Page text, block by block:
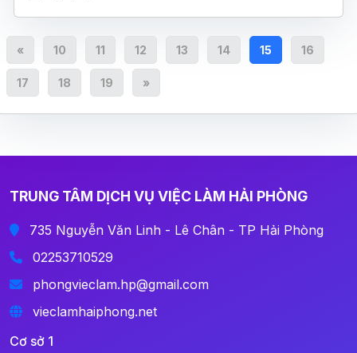
« 10 11 12 13 14 15 16
17 18 19 »
TRUNG TÂM DỊCH VỤ VIỆC LÀM HẢI PHÒNG
735 Nguyễn Văn Linh - Lê Chân - TP Hải Phòng
02253710529
phongvieclam.hp@gmail.com
vieclamhaiphong.net
Cơ sở 1